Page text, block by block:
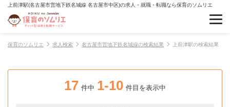
上前津駅(名古屋市営地下鉄名城線 名古屋市中区)の求人・就職・転職なら保育のソムリエ
保育のソムリエ 求人検索 名古屋市営地下鉄名城線の検索結果 上前津駅の検索結果
17 件中 1-10 件目を表示中